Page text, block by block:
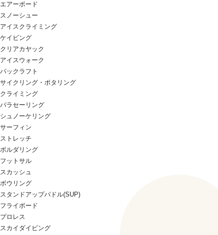
エアーボード
スノーシュー
アイスクライミング
ケイビング
クリアカヤック
アイスウォーク
パックラフト
サイクリング・ポタリング
クライミング
パラセーリング
シュノーケリング
サーフィン
ストレッチ
ボルダリング
フットサル
スカッシュ
ボウリング
スタンドアップパドル(SUP)
フライボード
プロレス
スカイダイビング